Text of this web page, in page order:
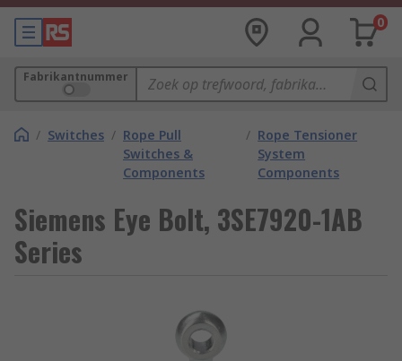
0
Fabrikantnummer
/ Switches / Rope Pull
Switches &
Components
/ Rope Tensioner
System
Components
Siemens Eye Bolt, 3SE7920-1AB
Series